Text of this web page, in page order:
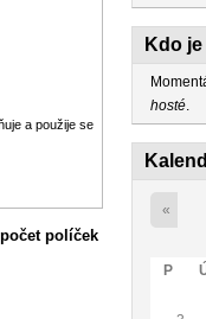
a použije se
políček
Kdo
hosté.
«
P